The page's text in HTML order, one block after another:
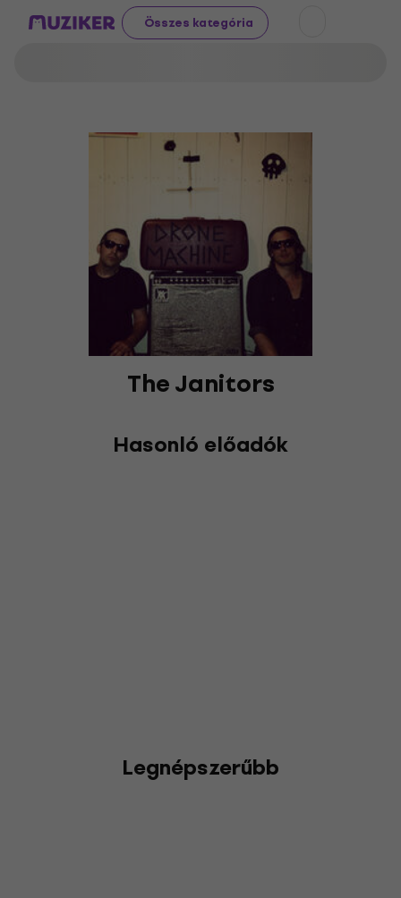
Összes kategória
The Janitors
Hasonló előadók
Legnépszerűbb